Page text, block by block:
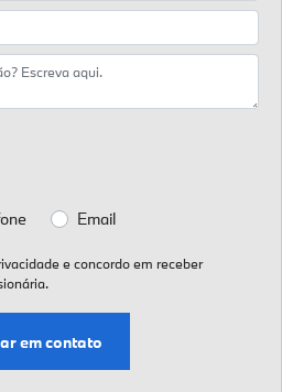
Email
e concordo em receber
em contato